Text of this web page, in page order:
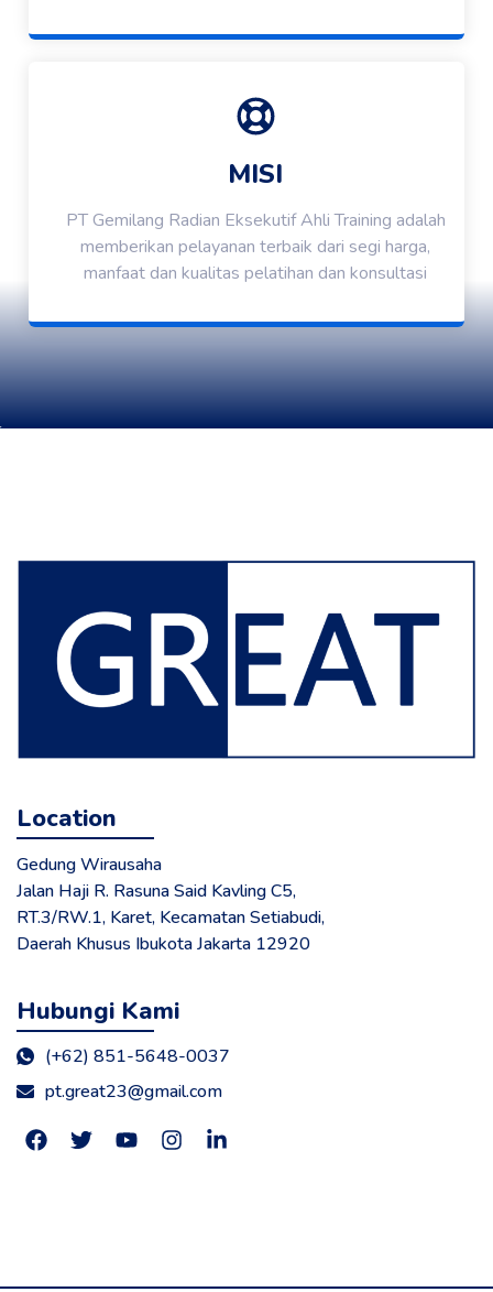
MISI
PT Gemilang Radian Eksekutif Ahli Training adalah
memberikan pelayanan terbaik dari segi harga,
manfaat dan kualitas pelatihan dan konsultasi
Location
Gedung Wirausaha
Jalan Haji R. Rasuna Said Kavling C5,
RT.3/RW.1, Karet, Kecamatan Setiabudi,
Daerah Khusus Ibukota Jakarta 12920
Hubungi Kami
(+62) 851-5648-0037
pt.great23@gmail.com